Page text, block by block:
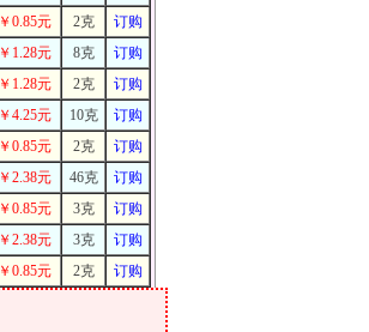
￥0.85元 2克
订购
￥1.28元 8克
订购
￥1.28元 2克
订购
￥4.25元 10克
订购
￥0.85元 2克
订购
￥2.38元 46克
订购
￥0.85元 3克
订购
￥2.38元 3克
订购
￥0.85元 2克 订购